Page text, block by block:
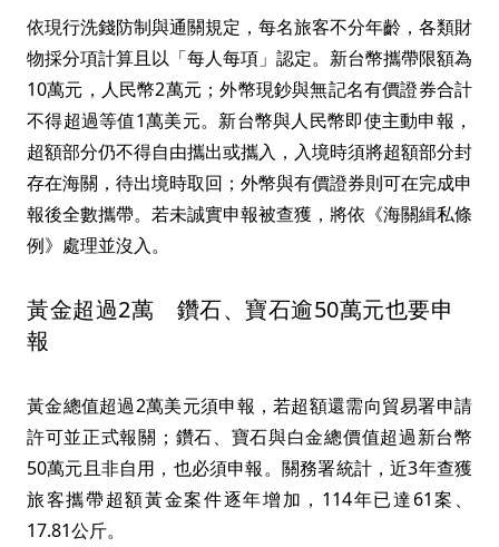
依現行洗錢防制與通關規定，每名旅客不分年齡，各類財
物採分項計算且以「每人每項」認定。新台幣攜帶限額為
10萬元，人民幣2萬元；外幣現鈔與無記名有價證券合計
不得超過等值1萬美元。新台幣與人民幣即使主動申報，
超額部分仍不得自由攜出或攜入，入境時須將超額部分封
存在海關，待出境時取回；外幣與有價證券則可在完成申
報後全數攜帶。若未誠實申報被查獲，將依《海關緝私條
例》處理並沒入。
黃金超過2萬 鑽石、寶石逾50萬元也要申
報
黃金總值超過2萬美元須申報，若超額還需向貿易署申請
許可並正式報關；鑽石、寶石與白金總價值超過新台幣
50萬元且非自用，也必須申報。關務署統計，近3年查獲
旅客攜帶超額黃金案件逐年增加，114年已達61案、
17.81公斤。